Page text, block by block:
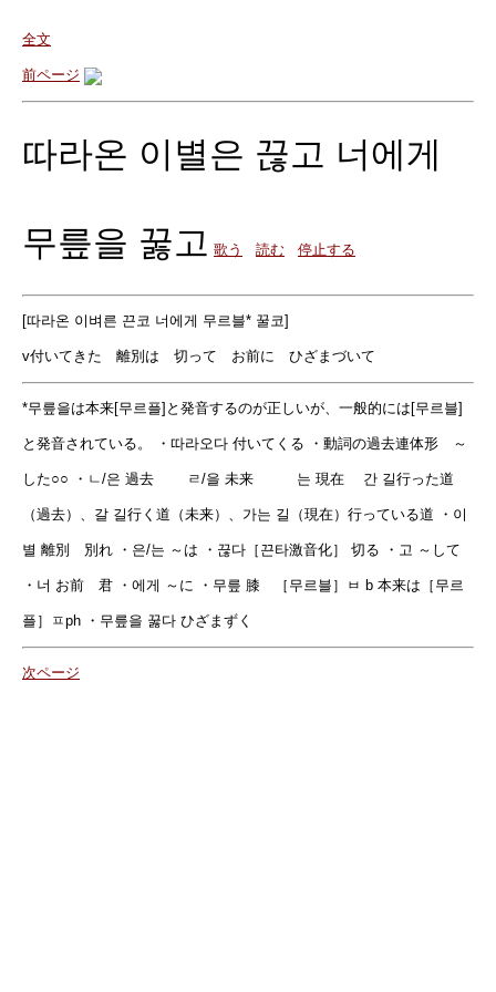
全文
前ページ
따라온 이별은 끊고 너에게
무릎을 꿇고 歌う 読む 停止する
[따라온 이벼른 끈코 너에게 무르블* 꿀코]
v付いてきた 離別は 切って お前に ひざまづいて
*무릎을は本来[무르플]と発音するのが正しいが、一般的には[무르블]
と発音されている。 ・따라오다 付いてくる ・動詞の過去連体形 ～
した○○ ・ㄴ/은 過去 ㄹ/을 未来 는 現在 간 길行った道
（過去）、갈 길行く道（未来）、가는 길（現在）行っている道 ・이
별 離別 別れ ・은/는 ～は ・끊다［끈타激音化］ 切る ・고 ～して
・너 お前 君 ・에게 ～に ・무릎 膝 ［무르블］ㅂ b 本来は［무르
플］ㅍph ・무릎을 꿇다 ひざまずく
次ページ